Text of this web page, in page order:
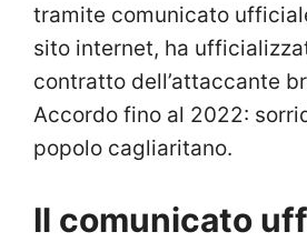
tramite comunicato
sito internet, ha
contratto dell’attaccante
Accordo fino al 2022:
popolo cagliaritano.
Il comunicato